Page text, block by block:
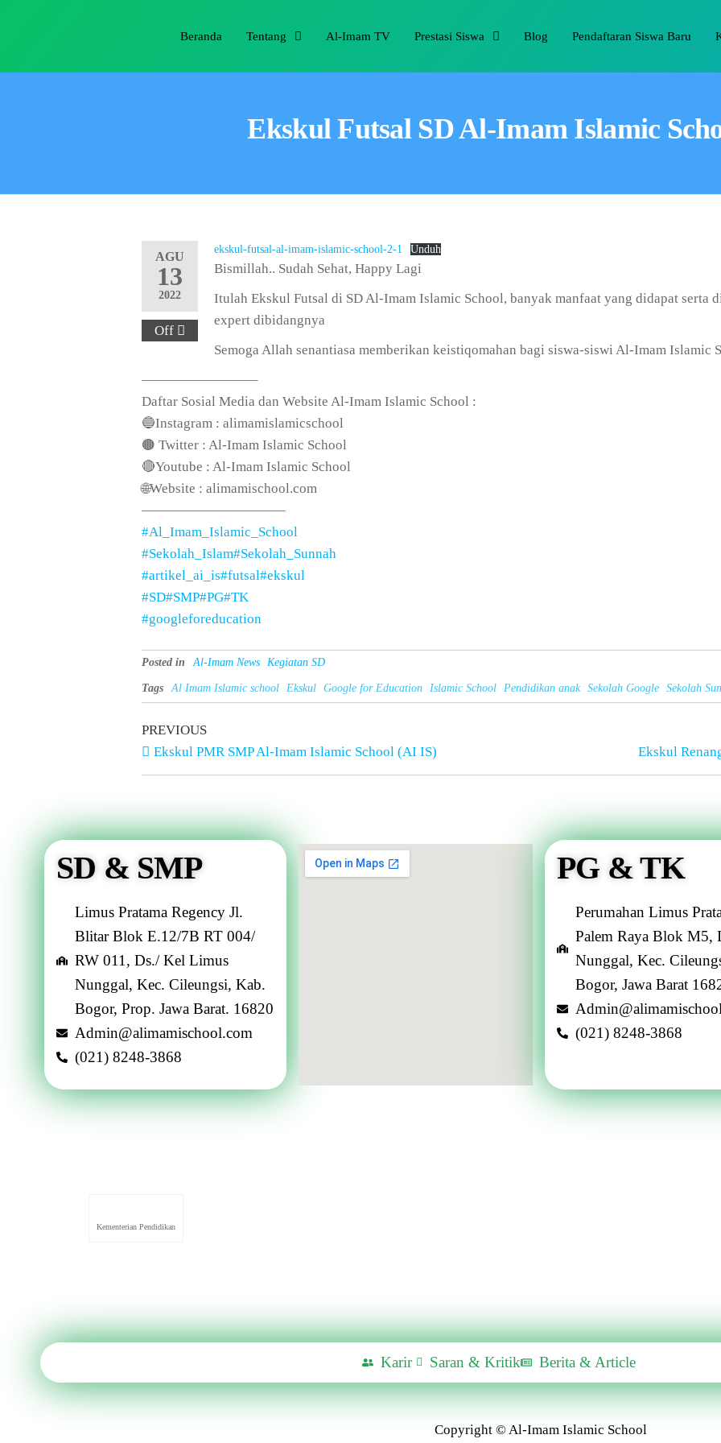
Beranda Tentang Al-Imam TV Prestasi Siswa Blog Pendaftaran Siswa Baru
Ekskul Futsal SD Al-Imam Islamic
AGU
13
2022
Off
ekskul-futsal-al-imam-islamic-school-2-1 Unduh
Bismillah.. Sudah Sehat, Happy Lagi
Itulah Ekskul Futsal di SD Al-Imam Islamic School, banyak manfaat yang didapat serta
expert dibidangnya
Semoga Allah senantiasa memberikan keistiqomahan bagi siswa-siswi Al-Imam Islamic
————————–
Daftar Sosial Media dan Website Al-Imam Islamic School :
🔵Instagram : alimamislamicschool
🟤 Twitter : Al-Imam Islamic School
🔴Youtube : Al-Imam Islamic School
🌐Website : alimamischool.com
——————————–
#Al_Imam_Islamic_School
#Sekolah_Islam#Sekolah_Sunnah
#artikel_ai_is#futsal#ekskul
#SD#SMP#PG#TK
#googleforeducation
Posted in Al-Imam News Kegiatan SD
Tags Al Imam Islamic school Ekskul Google for Education Islamic School Pendidikan anak Sekolah Google Sekolah
PREVIOUS
Ekskul PMR SMP Al-Imam Islamic School (AI IS)
Ekskul
SD & SMP
Limus Pratama Regency Jl.
Blitar Blok E.12/7B RT 004/
RW 011, Ds./ Kel Limus
Nunggal, Kec. Cileungsi, Kab.
Bogor, Prop. Jawa Barat. 16820
Admin@alimamischool.com
(021) 8248-3868
PG & TK
Perumahan Limus
Palem Raya Blok M5,
Nunggal, Kec.
Bogor, Jawa Barat
(021) 8248-3868
Kementerian Pendidikan
Karir Saran & Kritik Berita & Article
Copyright © Al-Imam Islamic School